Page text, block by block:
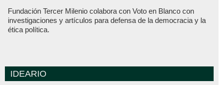
Fundación Tercer Milenio colabora con Voto en Blanco con
investigaciones y artículos para defensa de la democracia y la
ética política.
IDEARIO